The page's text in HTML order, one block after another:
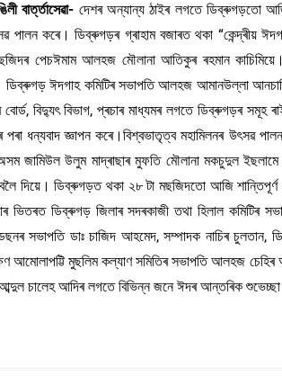
বাৰ্ত্তাসেৱা- দেশৰ অন্যান্য ঠাইৰ লগতে ডিব্ৰুগড়তো
পালন কৰে। ডিব্ৰুগড়ৰ গ্ৰাহাম বজাৰত থকা “কেন্দ্ৰীয়
পেচঈমাম আলহজ মৌলানা আতিকুৰ ৰহমান
ডিব্ৰুগড় ঈদগাহ কমিটিৰ সভাপতি আলহজ আমানউল্লা
বিদ্যুৎ বিভাগ, প্ৰচাৰ মাধ্যমৰ লগতে ডিব্ৰুগড়ৰ
পৰা ধন্যবাদ জ্ঞাপন কৰে।বিশ্বভাতৃত্ব মহামিলনৰ উৎসৱ
জামিউল উলুম মাদ্ৰাছাৰ মুফতি মৌলানা মকচুদুল
দিয়ে। ডিব্ৰুগড়ত থকা ২৮ টা মছজিদতো আজি শান্তিপূৰ্ণ
ভিতৰত ডিব্ৰুগড় জিলাৰ সদৰকাজী তথা হিলাল কমিটিৰ
সভাপতি ডাঃ চাজিদ আহমেদ, সম্পাদক নাচিৰ চুলতান,
আমোলাপট্টি মুছলিম কল্যাণ সমিতিৰ সভাপতি আলহজ
চালেহ আদিৰ লগতে বিভিন্ন জনে ঈদৰ আন্তৰিক